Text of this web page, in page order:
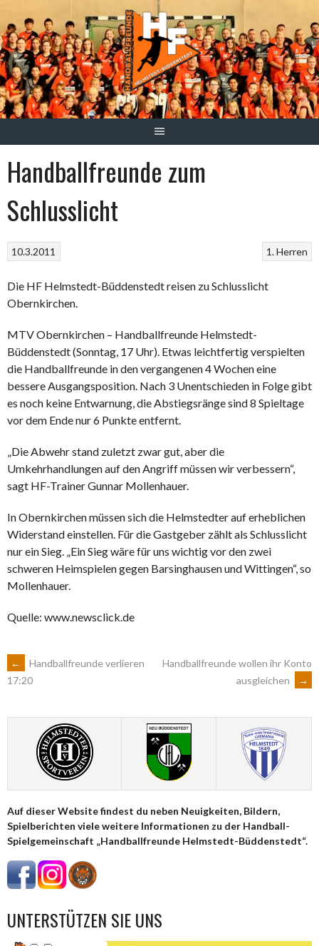
zum
Inhalt
Handballfreunde zum
Schlusslicht
1. Herren
10.3.2011
Die HF Helmstedt-Büddenstedt reisen zu Schlusslicht
Obernkirchen.
MTV Obernkirchen – Handballfreunde Helmstedt-
Büddenstedt (Sonntag, 17 Uhr). Etwas leichtfertig verspielten
die Handballfreunde in den vergangenen 4 Wochen eine
bessere Ausgangsposition. Nach 3 Unentschieden in Folge gibt
es noch keine Entwarnung, die Abstiegsränge sind 8 Spieltage
vor dem Ende nur 6 Punkte entfernt.
„Die Abwehr stand zuletzt zwar gut, aber die
Umkehrhandlungen auf den Angriff müssen wir verbessern“,
sagt HF-Trainer Gunnar Mollenhauer.
In Obernkirchen müssen sich die Helmstedter auf erheblichen
Widerstand einstellen. Für die Gastgeber zählt als Schlusslicht
nur ein Sieg. „Ein Sieg wäre für uns wichtig vor den zwei
schweren Heimspielen gegen Barsinghausen und Wittingen“, so
Mollenhauer.
Quelle: www.newsclick.de
ARTIKEL-
NAVIGATION
←
Handballfreunde verlieren
17:20
Handballfreunde wollen ihr Konto
ausgleichen
→
Auf dieser Website findest du neben Neuigkeiten, Bildern,
Spielberichten viele weitere Informationen zu der Handball-
Spielgemeinschaft „Handballfreunde Helmstedt-Büddenstedt“.
UNTERSTÜTZEN SIE UNS